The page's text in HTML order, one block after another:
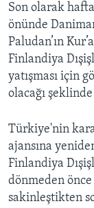
Son olarak
önünde
Paludan’ın
Finlandiya
yatışması için
olacağı
Türkiye'nin
ajansına
Finlandiya
dönmeden
sakinleştikten